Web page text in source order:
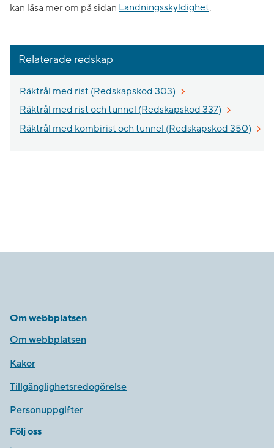
kan läsa mer om på sidan Landningsskyldighet.
Relaterade redskap
Räktrål med rist (Redskapskod 303)
Räktrål med rist och tunnel (Redskapskod 337)
Räktrål med kombirist och tunnel (Redskapskod 350)
Om webbplatsen
Om webbplatsen
Kakor
Tillgänglighetsredogörelse
Personuppgifter
Följ oss